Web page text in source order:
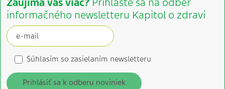
Zaujíma vás viac? Prihláste sa na odber
informačného newsletteru Kapitol o zdraví
Súhlasím so zasielaním newsletteru
Prihlásiť sa k odberu noviniek